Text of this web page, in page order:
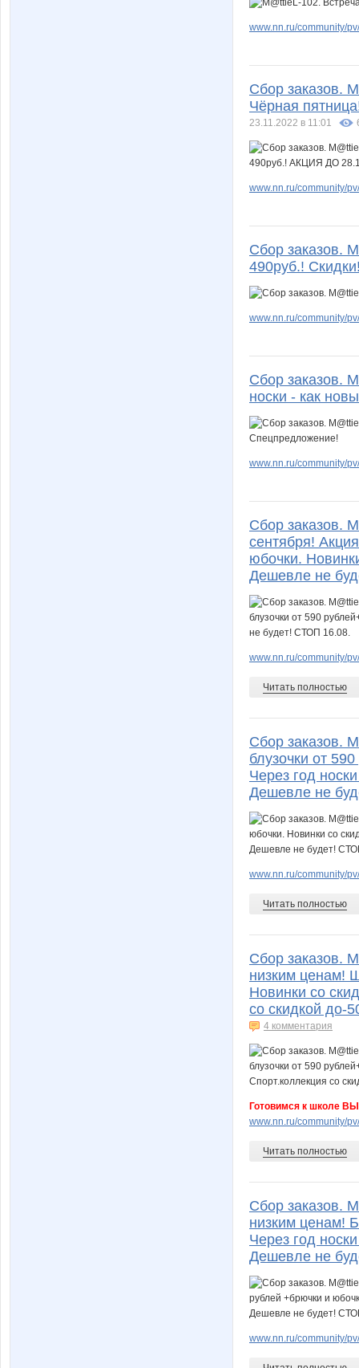
www.nn.ru/community/
Сбор заказов.
Чёрная
23.11.2022 в 11:01
www.nn.ru/community/
Сбор заказов.
490руб.!
www.nn.ru/community/
Сбор заказов.
носки - как
www.nn.ru/community/
Сбор заказов.
сентября!
юбочки.
Дешевле не
www.nn.ru/community/
Читать полностью
Сбор заказов.
блузочки от
Через год
Дешевле не
www.nn.ru/community/
Читать полностью
Сбор заказов.
низким ценам!
Новинки со
со скидкой до-
4 комментария
Готовимся к школе
www.nn.ru/community/
Читать полностью
Сбор заказов.
низким ценам!
Через год
Дешевле не
www.nn.ru/community/